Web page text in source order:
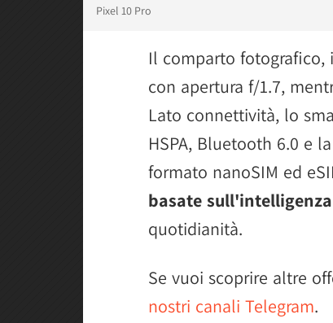
Pixel 10 Pro
Il comparto fotografico,
con apertura f/1.7,
Lato connettività, lo
HSPA, Bluetooth 6.0 e
formato nanoSIM ed
basate
quotidianità.
Se vuoi scoprire altre
nostri canali Telegram.